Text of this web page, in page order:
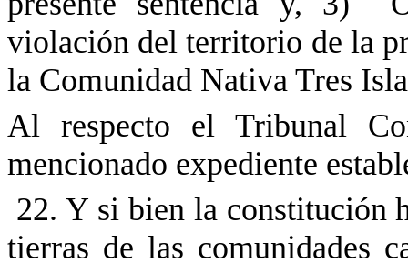
violación del territorio de la
la Comunidad Nativa Tres
Al respecto el Tribunal
mencionado expediente
22. Y si bien la constitución
tierras de las comunidades